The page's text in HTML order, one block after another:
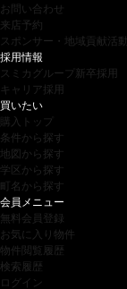
お問い合わせ
来店予約
スポンサー・地域貢献活動
採用情報
スミカグループ新卒採用
キャリア採用
買いたい
購入トップ
条件から探す
地図から探す
学区から探す
町名から探す
会員メニュー
無料会員登録
お気に入り物件
物件閲覧履歴
検索履歴
ログイン